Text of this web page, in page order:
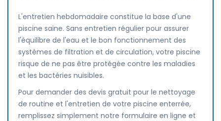
L'entretien hebdomadaire constitue la base d'une
piscine saine. Sans entretien régulier pour assurer
l'équilibre de l'eau et le bon fonctionnement des
systèmes de filtration et de circulation, votre piscine
risque de ne pas être protégée contre les maladies
et les bactéries nuisibles.
Pour demander des devis gratuit pour le nettoyage
de routine et l'entretien de votre piscine enterrée,
remplissez simplement notre formulaire en ligne et